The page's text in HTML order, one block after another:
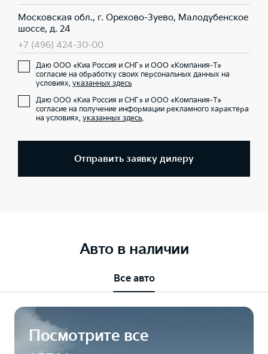
Московская обл., г. Орехово-Зуево, Малодубенское
шоссе, д. 24
+7 (496) 424-30-00
Даю ООО «Киа Россия и СНГ» и ООО «Компания-Т»
согласие на обработку своих персональных данных на
условиях, указанных здесь
Даю ООО «Киа Россия и СНГ» и ООО «Компания-Т»
согласие на получение информации рекламного характера
на условиях, указанных здесь.
Отправить заявку дилеру
Авто в наличии
Все авто
Посмотрите все